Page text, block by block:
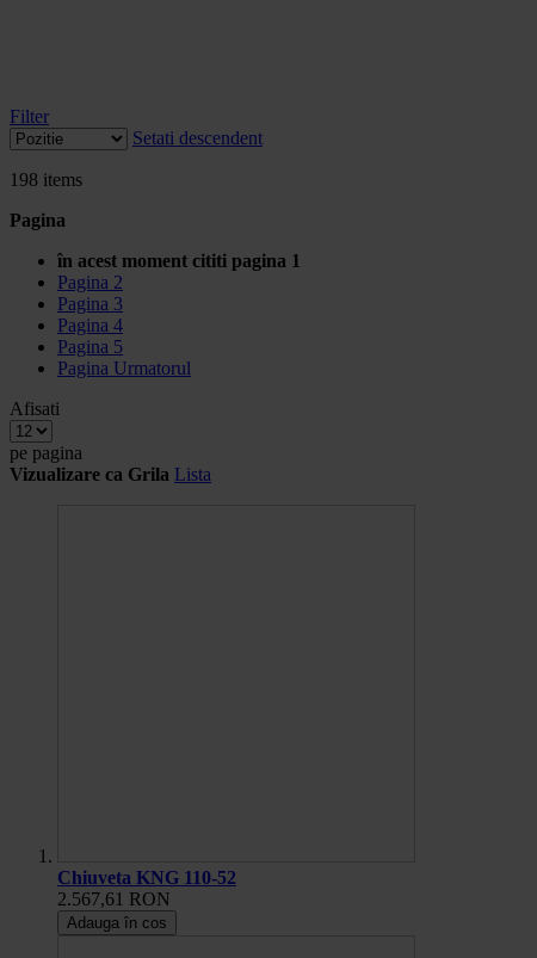
Filter
Setati descendent
198 items
Pagina
în acest moment cititi pagina 1
Pagina 2
Pagina 3
Pagina 4
Pagina 5
Pagina Urmatorul
Afisati
pe pagina
Vizualizare ca Grila Lista
Chiuveta KNG 110-52
2.567,61 RON
Adauga în cos